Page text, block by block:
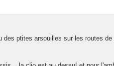
ptites arsouilles sur les routes